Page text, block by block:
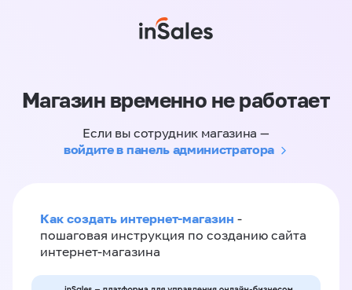
Магазин временно не работает
Если вы сотрудник магазина —
войдите в панель администратора
Как создать интернет-магазин -
пошаговая инструкция по созданию сайта
интернет-магазина